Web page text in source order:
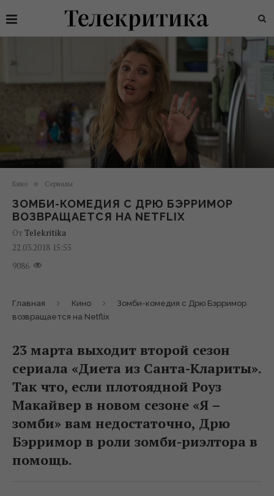
Кино Сериалы
ЗОМБИ-КОМЕДИЯ С ДРЮ БЭРРИМОР
ВОЗВРАЩАЕТСЯ НА NETFLIX
От Telekritika
22.03.2018 15:55
9086
Главная Кино
Зомби-комедия с Дрю Бэрримор
возвращается на Netflix
23 марта выходит второй сезон
сериала «Диета из Санта-Клариты».
Так что, если плотоядной Роуз
Макайвер в новом сезоне «Я –
зомби» вам недостаточно, Дрю
Бэрримор в роли зомби-риэлтора в
помощь.